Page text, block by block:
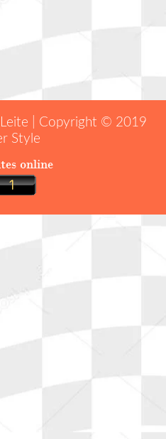
Leite | Copyright © 2019
Style
online